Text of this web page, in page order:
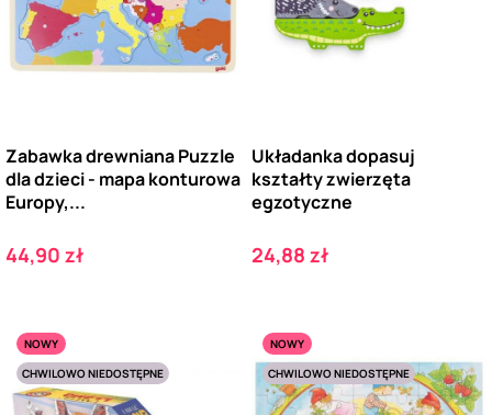
Zabawka drewniana Puzzle
dla dzieci - mapa konturowa
Europy,...
Cena
44,90 zł
Układanka dopasuj
kształty zwierzęta
egzotyczne
Cena
24,88 zł
NOWY
CHWILOWO NIEDOSTĘPNE
NOWY
CHWILOWO NIEDOSTĘPNE